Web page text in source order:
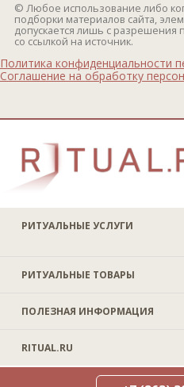
РИТУАЛЬНЫЕ УСЛУГИ
РИТУАЛЬНЫЕ ТОВАРЫ
ПОЛЕЗНАЯ ИНФОРМАЦИЯ
RITUAL.RU
© Любое использование либо
подборки материалов сайта,
допускается лишь с разрешения
со ссылкой на источник.
Политика конфиденциальности
Соглашение на обработку